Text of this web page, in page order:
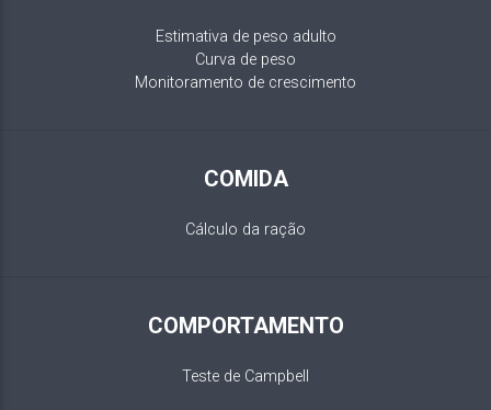
Estimativa de peso adulto
Curva de peso
Monitoramento de crescimento
COMIDA
Cálculo da ração
COMPORTAMENTO
Teste de Campbell